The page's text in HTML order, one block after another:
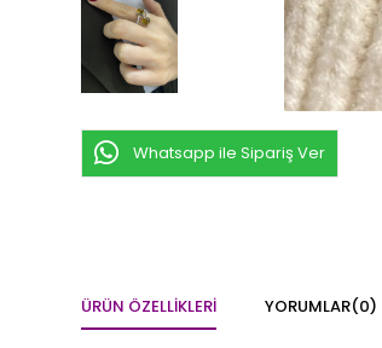
Whatsapp ile Sipariş Ver
ÜRÜN ÖZELLIKLERI YORUMLAR(0)